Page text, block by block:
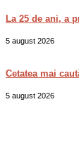
La 25 de ani, a
5 august 2026
Cetatea mai
5 august 2026